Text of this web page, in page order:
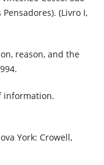
(Livro I,
reason, and the
information.
York: Crowell,